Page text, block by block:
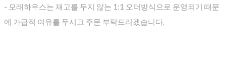
- 모래하우스는 재고를 두지 않는 1:1 오더방식으로 운영되기 때문
에 가급적 여유를 두시고 주문 부탁드리겠습니다.